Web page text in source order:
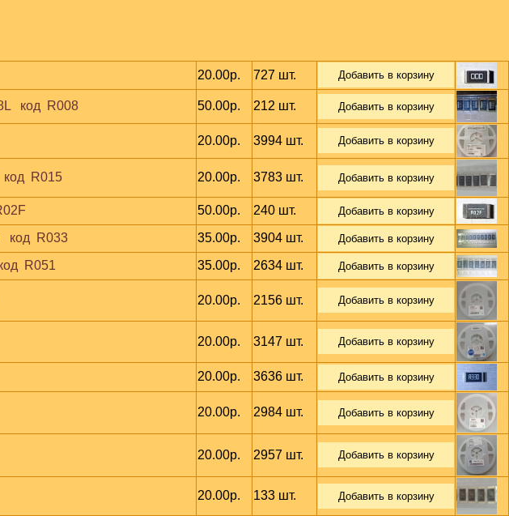
20.00р. 727 шт. Добавить в корзину
код  R008 50.00р. 212 шт. Добавить в корзину
20.00р. 3994 шт. Добавить в корзину
R015 20.00р. 3783 шт. Добавить в корзину
50.00р. 240 шт. Добавить в корзину
код  R033 35.00р. 3904 шт. Добавить в корзину
R051 35.00р. 2634 шт. Добавить в корзину
20.00р. 2156 шт. Добавить в корзину
20.00р. 3147 шт. Добавить в корзину
20.00р. 3636 шт. Добавить в корзину
20.00р. 2984 шт. Добавить в корзину
20.00р. 2957 шт. Добавить в корзину
20.00р. 133 шт. Добавить в корзину